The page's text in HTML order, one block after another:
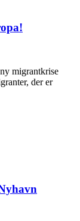
migrantkrise
der er